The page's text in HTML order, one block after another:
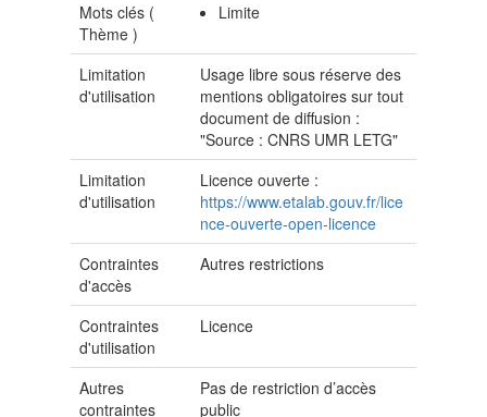
Mots clés (
Thème )
Limite
Limitation
d'utilisation
Usage libre sous réserve des
mentions obligatoires sur tout
document de diffusion :
"Source : CNRS UMR LETG"
Limitation
d'utilisation
Licence ouverte :
https://www.etalab.gouv.fr/lice
nce-ouverte-open-licence
Contraintes
d'accès
Autres restrictions
Contraintes
d'utilisation
Licence
Autres
contraintes
Pas de restriction d’accès
public